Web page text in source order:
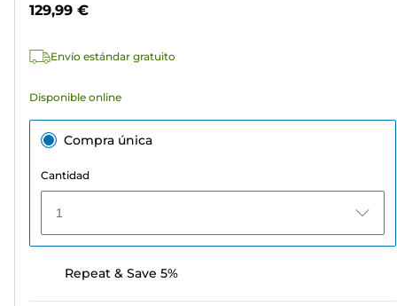
4
129,99 €
Envío estándar gratuito
Disponible online
Compra única
Cantidad
1
Repeat & Save 5%